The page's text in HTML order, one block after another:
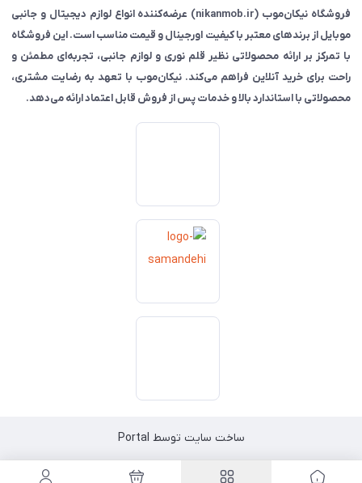
فروشگاه نیکان‌موب (nikanmob.ir) عرضه‌کننده انواع لوازم دیجیتال و جانبی
موبایل از برندهای معتبر با کیفیت اورجینال و قیمت مناسب است. این فروشگاه
با تمرکز بر ارائه محصولاتی نظیر قلم نوری و لوازم جانبی، تجربه‌ای مطمئن و
راحت برای خرید آنلاین فراهم می‌کند. نیکان‌موب با تعهد به رضایت مشتری،
محصولاتی با استاندارد بالا و خدمات پس از فروش قابل اعتماد ارائه می‌دهد.
ساخت سایت توسط Portal